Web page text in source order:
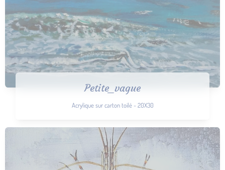
Petite_vague
Acrylique sur carton toilé - 20X30